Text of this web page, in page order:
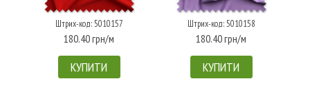
Штрих-код: 5010157
180.40 грн/м
КУПИТИ
Штрих-код: 5010158
180.40 грн/м
КУПИТИ